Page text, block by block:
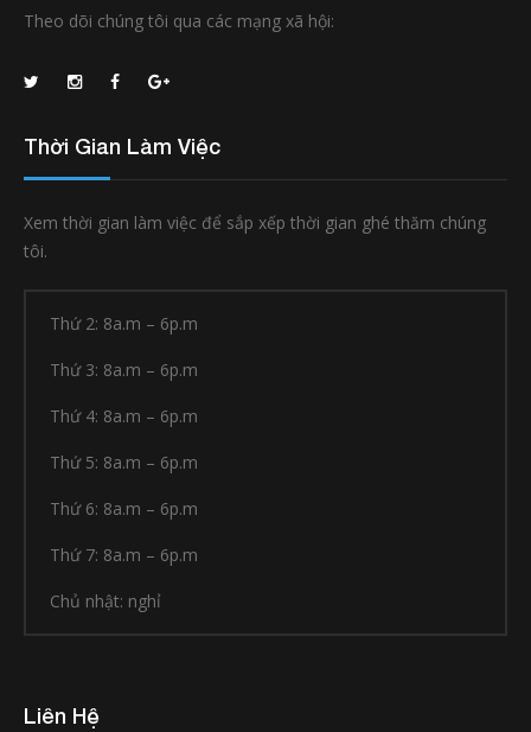
Theo dõi chúng tôi qua các mạng xã hội:
Thời Gian Làm Việc
Xem thời gian làm việc để sắp xếp thời gian ghé thăm chúng
tôi.
Thứ 2: 8a.m – 6p.m
Thứ 3: 8a.m – 6p.m
Thứ 4: 8a.m – 6p.m
Thứ 5: 8a.m – 6p.m
Thứ 6: 8a.m – 6p.m
Thứ 7: 8a.m – 6p.m
Chủ nhật: nghỉ
Liên Hệ